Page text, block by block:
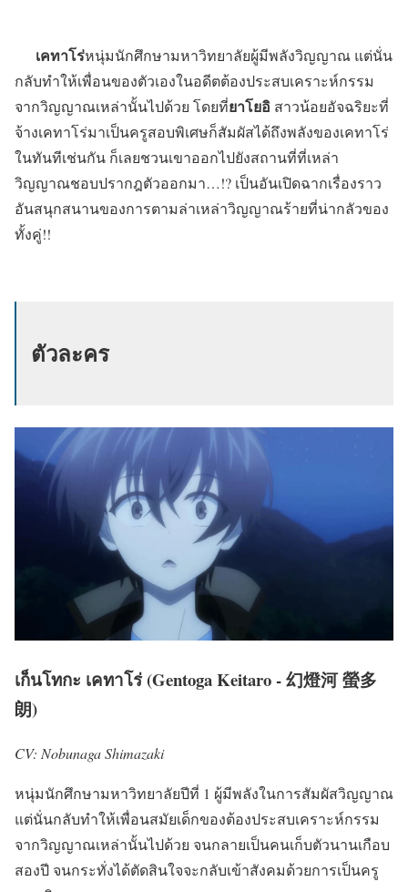
เคทาโร่หนุ่มนักศึกษามหาวิทยาลัยผู้มีพลังวิญญาณ แต่นั่น
กลับทำให้เพื่อนของตัวเองในอดีตต้องประสบเคราะห์กรรม
จากวิญญาณเหล่านั้นไปด้วย โดยที่ยาโยอิ สาวน้อยอัจฉริยะที่
จ้างเคทาโร่มาเป็นครูสอบพิเศษก็สัมผัสได้ถึงพลังของเคทาโร่
ในทันทีเช่นกัน ก็เลยชวนเขาออกไปยังสถานที่ที่เหล่า
วิญญาณชอบปรากฎตัวออกมา…!? เป็นอันเปิดฉากเรื่องราว
อันสนุกสนานของการตามล่าเหล่าวิญญาณร้ายที่น่ากลัวของ
ทั้งคู่!!
ตัวละคร
เก็นโทกะ เคทาโร่ (Gentoga Keitaro - 幻燈河 螢多
朗)
CV: Nobunaga Shimazaki
หนุ่มนักศึกษามหาวิทยาลัยปีที่ 1 ผู้มีพลังในการสัมผัสวิญญาณ
แต่นั่นกลับทำให้เพื่อนสมัยเด็กของต้องประสบเคราะห์กรรม
จากวิญญาณเหล่านั้นไปด้วย จนกลายเป็นคนเก็บตัวนานเกือบ
สองปี จนกระทั่งได้ตัดสินใจจะกลับเข้าสังคมด้วยการเป็นครู